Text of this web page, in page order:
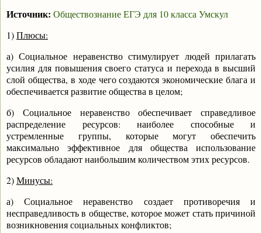
Источник: Обществознание ЕГЭ для 10 класса Умскул
1)Плюсы:
а) Социальное неравенство стимулирует людей прилагать
усилия для повышения своего статуса и перехода в высший
слой общества, в ходе чего создаются экономические блага и
обеспечивается развитие общества в целом;
б) Социальное неравенство обеспечивает справедливое
распределение ресурсов: наиболее способные и
устремленные группы, которые могут обеспечить
максимально эффективное для общества использование
ресурсов обладают наибольшим количеством этих ресурсов.
2)Минусы:
а) Социальное неравенство создает противоречия и
несправедливость в обществе, которое может стать причиной
возникновения социальных конфликтов;